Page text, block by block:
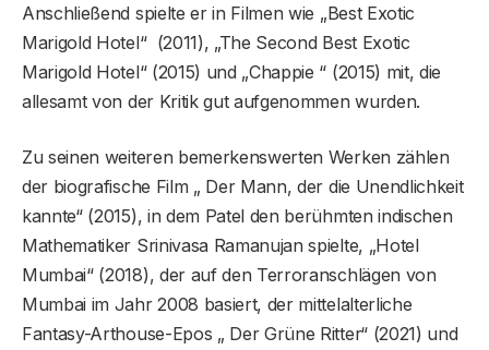
Anschließend spielte er in Filmen wie „Best Exotic
Marigold Hotel“ (2011), „The Second Best Exotic
Marigold Hotel“ (2015) und „Chappie “ (2015) mit, die
allesamt von der Kritik gut aufgenommen wurden.
Zu seinen weiteren bemerkenswerten Werken zählen
der biografische Film „ Der Mann, der die Unendlichkeit
kannte“ (2015), in dem Patel den berühmten indischen
Mathematiker Srinivasa Ramanujan spielte, „Hotel
Mumbai“ (2018), der auf den Terroranschlägen von
Mumbai im Jahr 2008 basiert, der mittelalterliche
Fantasy-Arthouse-Epos „ Der Grüne Ritter“ (2021) und